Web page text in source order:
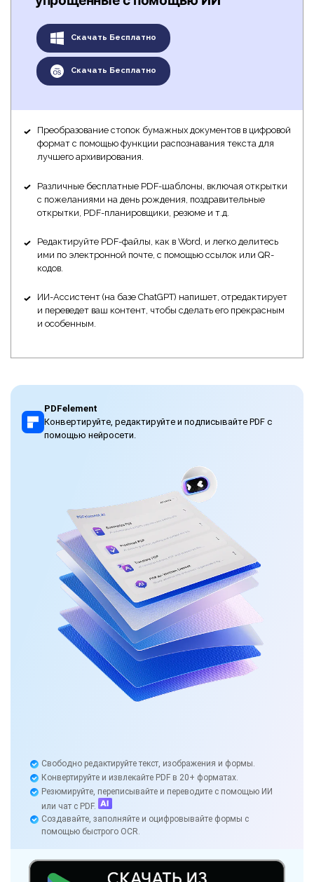
Скачать Бесплатно
Скачать Бесплатно
Преобразование стопок бумажных документов в цифровой
формат с помощью функции распознавания текста для
лучшего архивирования.
Различные бесплатные PDF-шаблоны, включая открытки
с пожеланиями на день рождения, поздравительные
открытки, PDF-планировщики, резюме и т.д.
Редактируйте PDF-файлы, как в Word, и легко делитесь
ими по электронной почте, с помощью ссылок или QR-
кодов.
ИИ-Ассистент (на базе ChatGPT) напишет, отредактирует
и переведет ваш контент, чтобы сделать его прекрасным
и особенным.
Свободно редактируйте текст, изображения и формы.
Конвертируйте и извлекайте PDF в 20+ форматах.
Резюмируйте, переписывайте и переводите с помощью ИИ
или чат с PDF.
Создавайте, заполняйте и оцифровывайте формы с
помощью быстрого OCR.
PDFelement
Конвертируйте, редактируйте и подписывайте PDF с
помощью нейросети.